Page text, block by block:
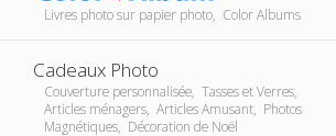
Livres photo sur papier photo, Color Albums
Cadeaux Photo
Couverture personnalisée, Tasses et Verres,
Articles ménagers, Articles Amusant, Photos
Magnétiques, Décoration de Noël